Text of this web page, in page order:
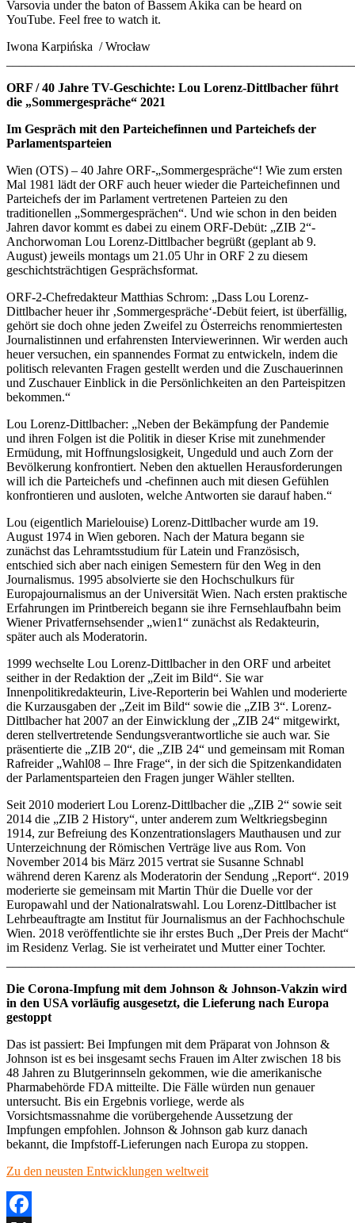
Varsovia under the baton of Bassem Akika can be heard on
YouTube. Feel free to watch it.
Iwona Karpińska / Wrocław
ORF / 40 Jahre TV-Geschichte: Lou Lorenz-Dittlbacher führt
die „Sommergespräche“ 2021
Im Gespräch mit den Parteichefinnen und Parteichefs der
Parlamentsparteien
Wien (OTS) – 40 Jahre ORF-„Sommergespräche“! Wie zum ersten
Mal 1981 lädt der ORF auch heuer wieder die Parteichefinnen und
Parteichefs der im Parlament vertretenen Parteien zu den
traditionellen „Sommergesprächen“. Und wie schon in den beiden
Jahren davor kommt es dabei zu einem ORF-Debüt: „ZIB 2“-
Anchorwoman Lou Lorenz-Dittlbacher begrüßt (geplant ab 9.
August) jeweils montags um 21.05 Uhr in ORF 2 zu diesem
geschichtsträchtigen Gesprächsformat.
ORF-2-Chefredakteur Matthias Schrom: „Dass Lou Lorenz-
Dittlbacher heuer ihr ‚Sommergespräche‘-Debüt feiert, ist überfällig,
gehört sie doch ohne jeden Zweifel zu Österreichs renommiertesten
Journalistinnen und erfahrensten Interviewerinnen. Wir werden auch
heuer versuchen, ein spannendes Format zu entwickeln, indem die
politisch relevanten Fragen gestellt werden und die Zuschauerinnen
und Zuschauer Einblick in die Persönlichkeiten an den Parteispitzen
bekommen.“
Lou Lorenz-Dittlbacher: „Neben der Bekämpfung der Pandemie
und ihren Folgen ist die Politik in dieser Krise mit zunehmender
Ermüdung, mit Hoffnungslosigkeit, Ungeduld und auch Zorn der
Bevölkerung konfrontiert. Neben den aktuellen Herausforderungen
will ich die Parteichefs und -chefinnen auch mit diesen Gefühlen
konfrontieren und ausloten, welche Antworten sie darauf haben.“
Lou (eigentlich Marielouise) Lorenz-Dittlbacher wurde am 19.
August 1974 in Wien geboren. Nach der Matura begann sie
zunächst das Lehramtsstudium für Latein und Französisch,
entschied sich aber nach einigen Semestern für den Weg in den
Journalismus. 1995 absolvierte sie den Hochschulkurs für
Europajournalismus an der Universität Wien. Nach ersten praktische
Erfahrungen im Printbereich begann sie ihre Fernsehlaufbahn beim
Wiener Privatfernsehsender „wien1“ zunächst als Redakteurin,
später auch als Moderatorin.
1999 wechselte Lou Lorenz-Dittlbacher in den ORF und arbeitet
seither in der Redaktion der „Zeit im Bild“. Sie war
Innenpolitikredakteurin, Live-Reporterin bei Wahlen und moderierte
die Kurzausgaben der „Zeit im Bild“ sowie die „ZIB 3“. Lorenz-
Dittlbacher hat 2007 an der Einwicklung der „ZIB 24“ mitgewirkt,
deren stellvertretende Sendungsverantwortliche sie auch war. Sie
präsentierte die „ZIB 20“, die „ZIB 24“ und gemeinsam mit Roman
Rafreider „Wahl08 – Ihre Frage“, in der sich die Spitzenkandidaten
der Parlamentsparteien den Fragen junger Wähler stellten.
Seit 2010 moderiert Lou Lorenz-Dittlbacher die „ZIB 2“ sowie seit
2014 die „ZIB 2 History“, unter anderem zum Weltkriegsbeginn
1914, zur Befreiung des Konzentrationslagers Mauthausen und zur
Unterzeichnung der Römischen Verträge live aus Rom. Von
November 2014 bis März 2015 vertrat sie Susanne Schnabl
während deren Karenz als Moderatorin der Sendung „Report“. 2019
moderierte sie gemeinsam mit Martin Thür die Duelle vor der
Europawahl und der Nationalratswahl. Lou Lorenz-Dittlbacher ist
Lehrbeauftragte am Institut für Journalismus an der Fachhochschule
Wien. 2018 veröffentlichte sie ihr erstes Buch „Der Preis der Macht“
im Residenz Verlag. Sie ist verheiratet und Mutter einer Tochter.
Die Corona-Impfung mit dem Johnson & Johnson-Vakzin wird
in den USA vorläufig ausgesetzt, die Lieferung nach Europa
gestoppt
Das ist passiert: Bei Impfungen mit dem Präparat von Johnson &
Johnson ist es bei insgesamt sechs Frauen im Alter zwischen 18 bis
48 Jahren zu Blutgerinnseln gekommen, wie die amerikanische
Pharmabehörde FDA mitteilte. Die Fälle würden nun genauer
untersucht. Bis ein Ergebnis vorliege, werde als
Vorsichtsmassnahme die vorübergehende Aussetzung der
Impfungen empfohlen. Johnson & Johnson gab kurz danach
bekannt, die Impfstoff-Lieferungen nach Europa zu stoppen.
Zu den neusten Entwicklungen weltweit